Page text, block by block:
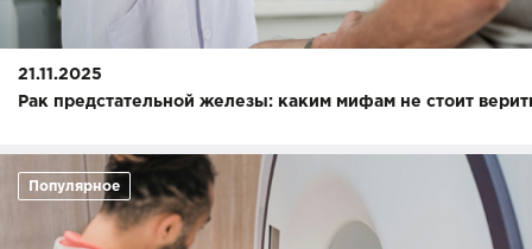
21.11.2025
Рак предстательной железы: каким мифам не стоит
Популярное